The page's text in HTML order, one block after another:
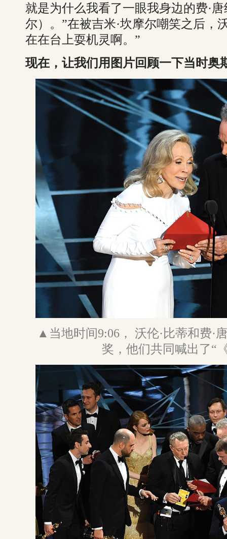
就是为什么我看了一眼我身边的费·
尔）。”在被吉米·坎摩尔嘲笑之后，
在在台上耍机灵啊。”
现在，让我们用图片回顾一下当时奥
▲当地时间9:06， 沃伦·比蒂和费·
奖，他们共同喊出了“